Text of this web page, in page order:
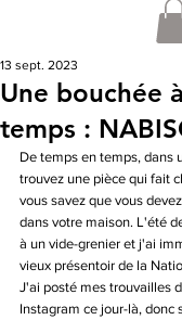
Une bouchée
temps :
13 sept. 2023
De temps en temps, dans
trouvez une pièce qui fait
vous savez que vous
dans votre maison. L'été
à un vide-grenier et j'ai
vieux présentoir de la
J'ai posté mes trouvailles
Instagram ce jour-là, donc